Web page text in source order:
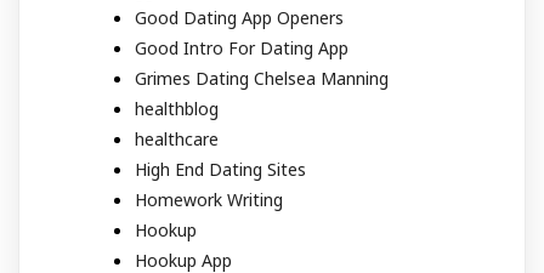
Good Dating App Openers
Good Intro For Dating App
Grimes Dating Chelsea Manning
healthblog
healthcare
High End Dating Sites
Homework Writing
Hookup
Hookup App